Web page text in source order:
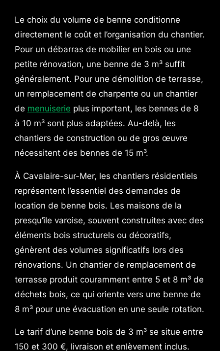
Le choix du volume de benne conditionne
directement le coût et l’organisation du chantier.
Pour un débarras de mobilier en bois ou une
petite rénovation, une benne de 3 m³ suffit
généralement. Pour une démolition de terrasse,
un remplacement de charpente ou un chantier
de menuiserie plus important, les bennes de 8
à 10 m³ sont plus adaptées. Au-delà, les
chantiers de construction ou de gros œuvre
nécessitent des bennes de 15 m³.
À Cavalaire-sur-Mer, les chantiers résidentiels
représentent l’essentiel des demandes de
location de benne bois. Les maisons de la
presqu’île varoise, souvent construites avec des
éléments bois structurels ou décoratifs,
génèrent des volumes significatifs lors des
rénovations. Un chantier de remplacement de
terrasse produit couramment entre 5 et 8 m³ de
déchets bois, ce qui oriente vers une benne de
8 m³ pour une évacuation en une seule rotation.
Le tarif d’une benne bois de 3 m³ se situe entre
150 et 300 €, livraison et enlèvement inclus.